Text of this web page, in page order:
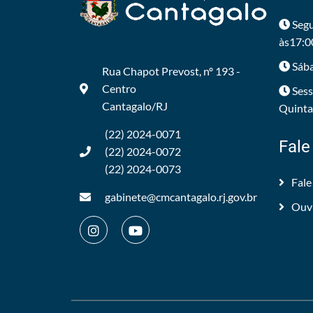
Rua Chapot Prevost, nº 193 -
Centro
Cantagalo/RJ
(22) 2024-0071
(22) 2024-0072
(22) 2024-0073
gabinete@cmcantagalo.rj.gov.br